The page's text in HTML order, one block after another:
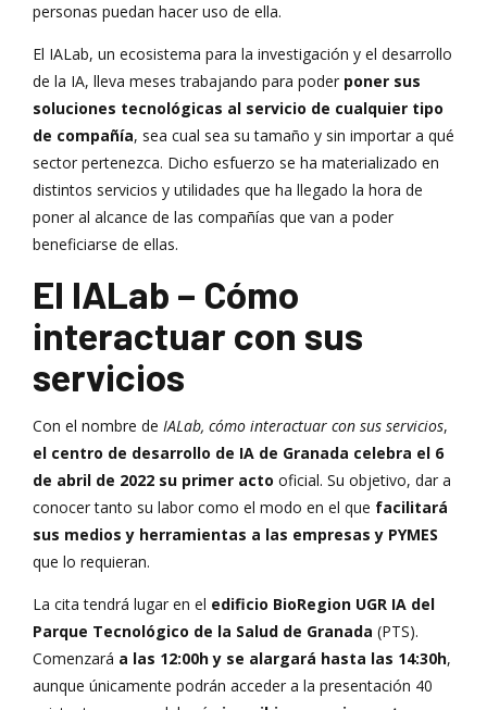
personas puedan hacer uso de ella.
El IALab, un ecosistema para la investigación y el desarrollo
de la IA, lleva meses trabajando para poder poner sus
soluciones tecnológicas al servicio de cualquier tipo
de compañía, sea cual sea su tamaño y sin importar a qué
sector pertenezca. Dicho esfuerzo se ha materializado en
distintos servicios y utilidades que ha llegado la hora de
poner al alcance de las compañías que van a poder
beneficiarse de ellas.
El IALab – Cómo
interactuar con sus
servicios
Con el nombre de IALab, cómo interactuar con sus servicios,
el centro de desarrollo de IA de Granada celebra el 6
de abril de 2022 su primer acto oficial. Su objetivo, dar a
conocer tanto su labor como el modo en el que facilitará
sus medios y herramientas a las empresas y PYMES
que lo requieran.
La cita tendrá lugar en el edificio BioRegion UGR IA del
Parque Tecnológico de la Salud de Granada (PTS).
Comenzará a las 12:00h y se alargará hasta las 14:30h,
aunque únicamente podrán acceder a la presentación 40